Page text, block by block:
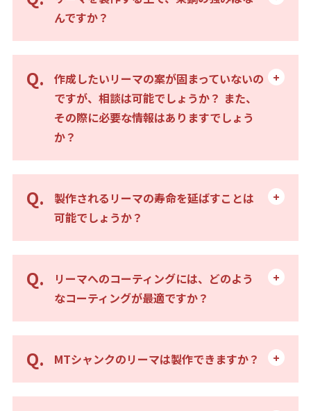
んですか？
作成したいリーマの案が固まっていないの
ですが、相談は可能でしょうか？ また、
その際に必要な情報はありますでしょう
か？
製作されるリーマの寿命を延ばすことは
可能でしょうか？
リーマへのコーティングには、どのよう
なコーティングが最適ですか？
MTシャンクのリーマは製作できますか？